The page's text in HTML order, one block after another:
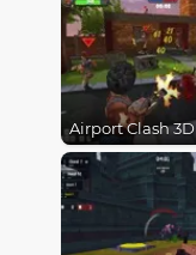
Airport Clash 3D